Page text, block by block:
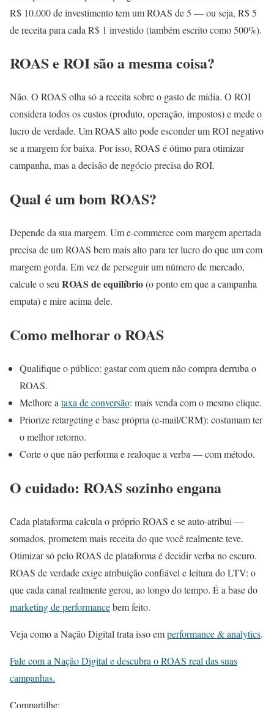
R$ 10.000 de investimento tem um ROAS de 5 — ou seja, R$ 5
de receita para cada R$ 1 investido (também escrito como 500%).
ROAS e ROI são a mesma coisa?
Não. O ROAS olha só a receita sobre o gasto de mídia. O ROI
considera todos os custos (produto, operação, impostos) e mede o
lucro de verdade. Um ROAS alto pode esconder um ROI negativo
se a margem for baixa. Por isso, ROAS é ótimo para otimizar
campanha, mas a decisão de negócio precisa do ROI.
Qual é um bom ROAS?
Depende da sua margem. Um e-commerce com margem apertada
precisa de um ROAS bem mais alto para ter lucro do que um com
margem gorda. Em vez de perseguir um número de mercado,
calcule o seu ROAS de equilíbrio(o ponto em que a campanha
empata) e mire acima dele.
Como melhorar o ROAS
Qualifique o público: gastar com quem não compra derruba o
ROAS.
Melhore a taxa de conversão: mais venda com o mesmo clique.
Priorize retargeting e base própria (e-mail/CRM): costumam ter
o melhor retorno.
Corte o que não performa e realoque a verba — com método.
O cuidado: ROAS sozinho engana
Cada plataforma calcula o próprio ROAS e se auto-atribui —
somados, prometem mais receita do que você realmente teve.
Otimizar só pelo ROAS de plataforma é decidir verba no escuro.
ROAS de verdade exige atribuição confiável e leitura do LTV: o
que cada canal realmente gerou, ao longo do tempo. É a base do
marketing de performancebem feito.
Veja como a Nação Digital trata isso emperformance & analytics.
Fale com a Nação Digital e descubra o ROAS real das suas
campanhas.
Compartilhe: